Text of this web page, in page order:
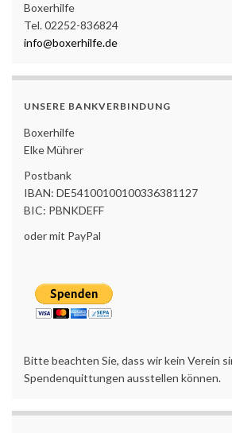
Boxerhilfe
Tel. 02252-836824
info@boxerhilfe.de
UNSERE BANKVERBINDUNG
Boxerhilfe
Elke Mührer
Postbank
IBAN: DE54100100100336381127
BIC: PBNKDEFF
oder mit PayPal
Bitte beachten Sie, dass wir kein Verein
Spendenquittungen ausstellen können.